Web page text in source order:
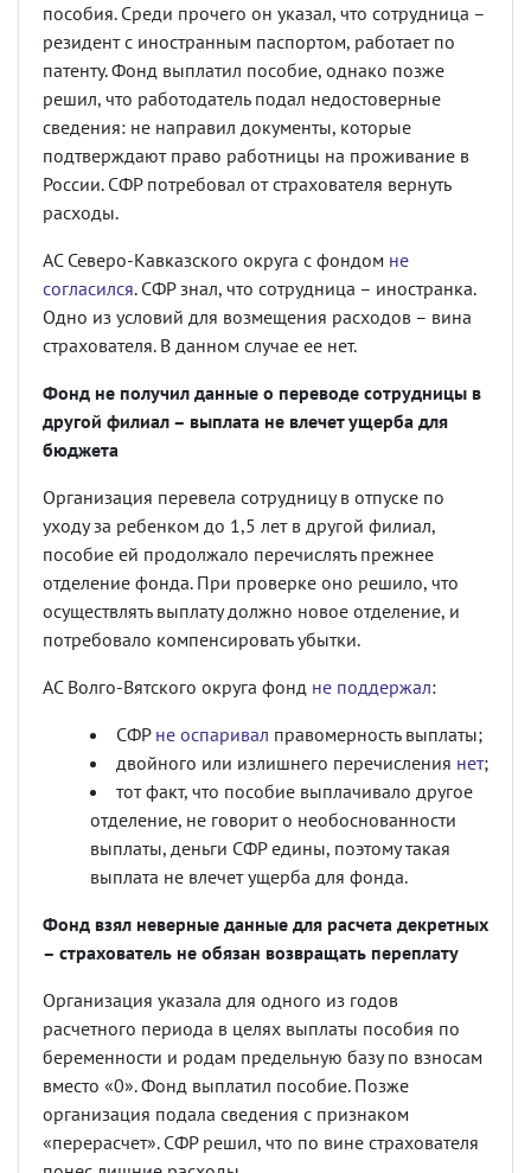
пособия. Среди прочего он указал, что сотрудница –
резидент с иностранным паспортом, работает по
патенту. Фонд выплатил пособие, однако позже
решил, что работодатель подал недостоверные
сведения: не направил документы, которые
подтверждают право работницы на проживание в
России. СФР потребовал от страхователя вернуть
расходы.
АС Северо-Кавказского округа с фондом не
согласился. СФР знал, что сотрудница – иностранка.
Одно из условий для возмещения расходов – вина
страхователя. В данном случае ее нет.
Фонд не получил данные о переводе сотрудницы в
другой филиал – выплата не влечет ущерба для
бюджета
Организация перевела сотрудницу в отпуске по
уходу за ребенком до 1,5 лет в другой филиал,
пособие ей продолжало перечислять прежнее
отделение фонда. При проверке оно решило, что
осуществлять выплату должно новое отделение, и
потребовало компенсировать убытки.
АС Волго-Вятского округа фонд не поддержал:
СФР не оспаривал правомерность выплаты;
двойного или излишнего перечисления нет;
тот факт, что пособие выплачивало другое
отделение, не говорит о необоснованности
выплаты, деньги СФР едины, поэтому такая
выплата не влечет ущерба для фонда.
Фонд взял неверные данные для расчета декретных
– страхователь не обязан возвращать переплату
Организация указала для одного из годов
расчетного периода в целях выплаты пособия по
беременности и родам предельную базу по взносам
вместо «0». Фонд выплатил пособие. Позже
организация подала сведения с признаком
«перерасчет». СФР решил, что по вине страхователя